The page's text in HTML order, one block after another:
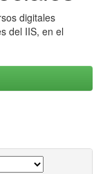
digitales
del IIS, en el